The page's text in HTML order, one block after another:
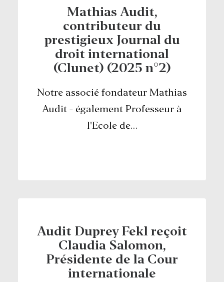
Mathias Audit,
contributeur du
prestigieux Journal du
droit international
(Clunet) (2025 n°2)
Notre associé fondateur Mathias
Audit - également Professeur à
l'Ecole de…
Audit Duprey Fekl reçoit
Claudia Salomon,
Présidente de la Cour
internationale